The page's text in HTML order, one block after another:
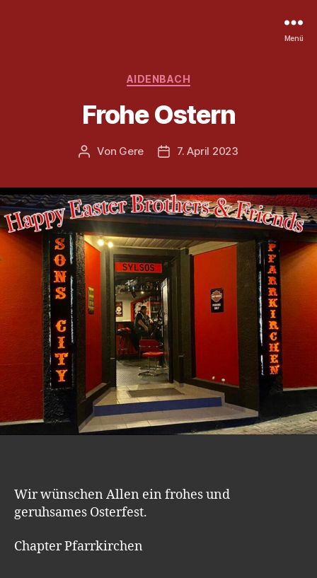
Menü
Kategorien
AIDENBACH
Frohe Ostern
Beitragsautor
Von Gere Veröffentlichungsdatum
7. April 2023
Wir wünschen Allen ein frohes und
geruhsames Osterfest.
Chapter Pfarrkirchen